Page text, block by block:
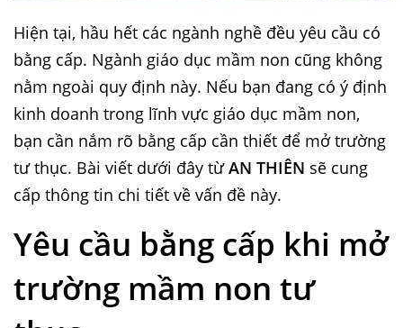
Hiện tại, hầu hết các ngành nghề đều yêu cầu có
bằng cấp. Ngành giáo dục mầm non cũng không
nằm ngoài quy định này. Nếu bạn đang có ý định
kinh doanh trong lĩnh vực giáo dục mầm non,
bạn cần nắm rõ bằng cấp cần thiết để mở trường
tư thục. Bài viết dưới đây từAN THIÊN sẽ cung
cấp thông tin chi tiết về vấn đề này.
Yêu cầu bằng cấp khi mở
trường mầm non tư